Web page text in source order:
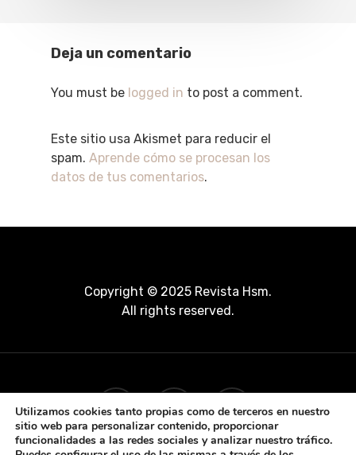
Deja un comentario
You must be logged in to post a comment.
Este sitio usa Akismet para reducir el
spam. Aprende cómo se procesan los
datos de tus comentarios.
Copyright © 2025 Revista Hsm.
All rights reserved.
Utilizamos cookies tanto propias como de terceros en nuestro
sitio web para personalizar contenido, proporcionar
funcionalidades a las redes sociales y analizar nuestro tráfico.